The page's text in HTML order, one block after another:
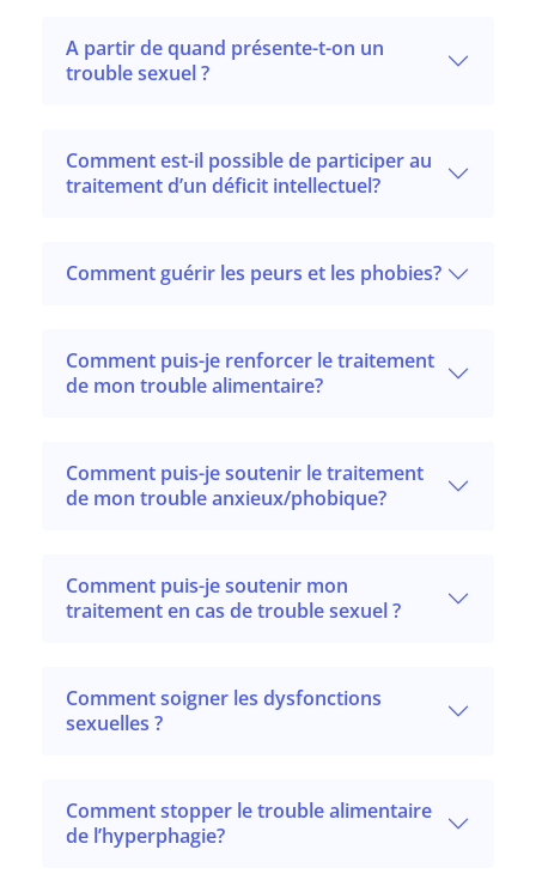
A partir de quand présente-t-on un
trouble sexuel ?
Comment est-il possible de participer au
traitement d’un déficit intellectuel?
Comment guérir les peurs et les phobies?
Comment puis-je renforcer le traitement
de mon trouble alimentaire?
Comment puis-je soutenir le traitement
de mon trouble anxieux/phobique?
Comment puis-je soutenir mon
traitement en cas de trouble sexuel ?
Comment soigner les dysfonctions
sexuelles ?
Comment stopper le trouble alimentaire
de l’hyperphagie?